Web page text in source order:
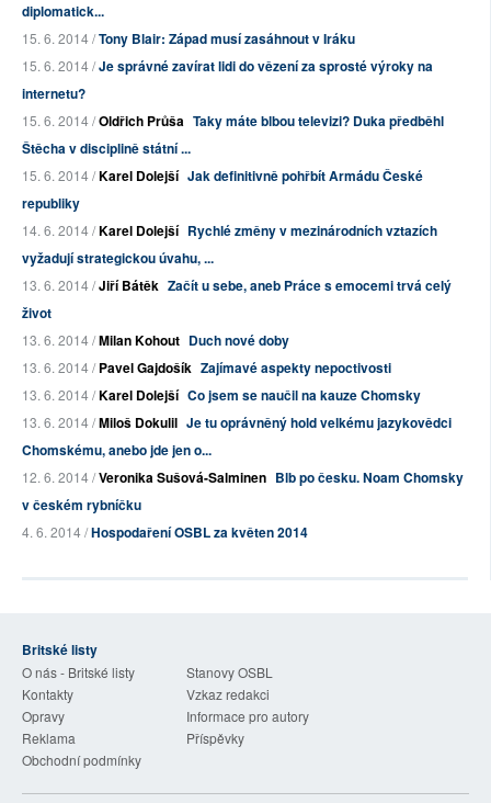
diplomatick...
15. 6. 2014 /Tony Blair: Západ musí zasáhnout v Iráku
15. 6. 2014 /Je správné zavírat lidi do vězení za sprosté výroky na
internetu?
15. 6. 2014 /Oldřich Průša Taky máte blbou televizi? Duka předběhl
Štěcha v disciplině státní ...
15. 6. 2014 /Karel Dolejší Jak definitivně pohřbít Armádu České
republiky
14. 6. 2014 /Karel Dolejší Rychlé změny v mezinárodních vztazích
vyžadují strategickou úvahu, ...
13. 6. 2014 /Jiří Bátěk Začít u sebe, aneb Práce s emocemi trvá celý
život
13. 6. 2014 /Milan Kohout Duch nové doby
13. 6. 2014 /Pavel Gajdošík Zajímavé aspekty nepoctivosti
13. 6. 2014 /Karel Dolejší Co jsem se naučil na kauze Chomsky
13. 6. 2014 /Miloš Dokulil Je tu oprávněný hold velkému jazykovědci
Chomskému, anebo jde jen o...
12. 6. 2014 /Veronika Sušová-Salminen Blb po česku. Noam Chomsky
v českém rybníčku
4. 6. 2014 /Hospodaření OSBL za květen 2014
Britské listy
O nás - Britské listy
Stanovy OSBL
Kontakty
Vzkaz redakci
Opravy
Informace pro autory
Reklama
Příspěvky
Obchodní podmínky